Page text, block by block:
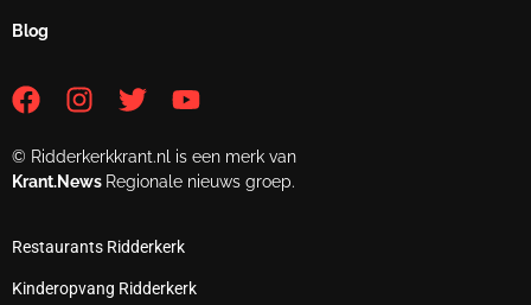
Blog
© Ridderkerkkrant.nl is een merk van
Krant.News Regionale nieuws groep.
Restaurants Ridderkerk
Kinderopvang Ridderkerk